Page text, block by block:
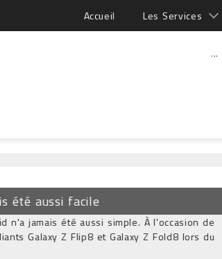
Accueil Les Services
...
aussi facile
jamais été aussi simple. À l'occasion de
Galaxy Z Flip8 et Galaxy Z Fold8 lors du